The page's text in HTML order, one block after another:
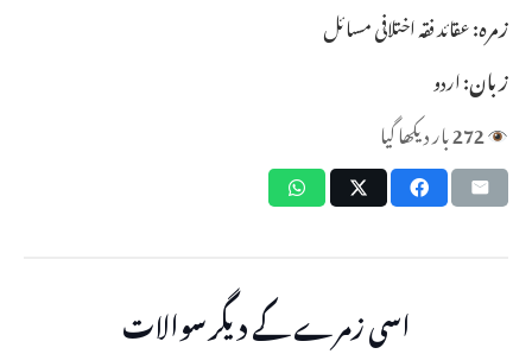
زمرہ:عقائد فقہ اختلافی مسائل
زبان:اردو
272بار دیکھا گیا
اسی زمرے کے دیگر سوالات